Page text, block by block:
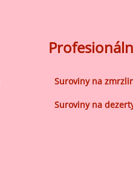
Suroviny na
Suroviny na